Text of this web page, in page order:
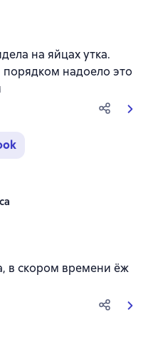
на основе 23 оценок
на яйцах утка.
надоело это
на основе 23 оценок
в скором времени ёж